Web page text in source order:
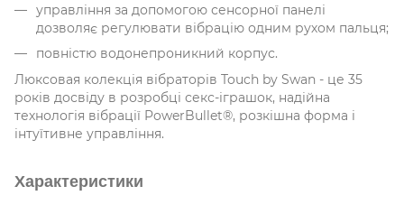
управління за допомогою сенсорної панелі
дозволяє регулювати вібрацію одним рухом пальця;
повністю водонепроникний корпус.
Люксовая колекція вібраторів Touch by Swan - це 35
років досвіду в розробці секс-іграшок, надійна
технологія вібрації PowerBullet®, розкішна форма і
інтуїтивне управління.
Характеристики